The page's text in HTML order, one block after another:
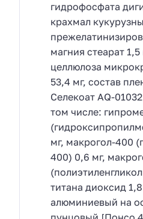
гидрофосфата
крахмал
магния стеарат
целлюлоза
53,4 мг, состав
Селекоат AQ-
том числе:
мг, макрогол-400
400) 0,6 мг,
титана диоксид
алюминиевый на